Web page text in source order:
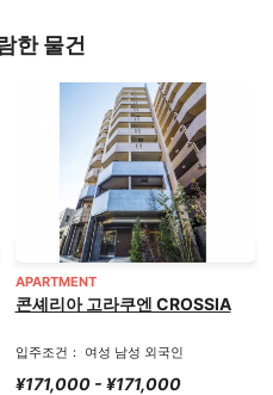
한 물건
APARTMENT
콘셰리아 고라쿠엔 CROSSIA
입주조건： 여성 남성 외국인
¥171,000 - ¥171,000